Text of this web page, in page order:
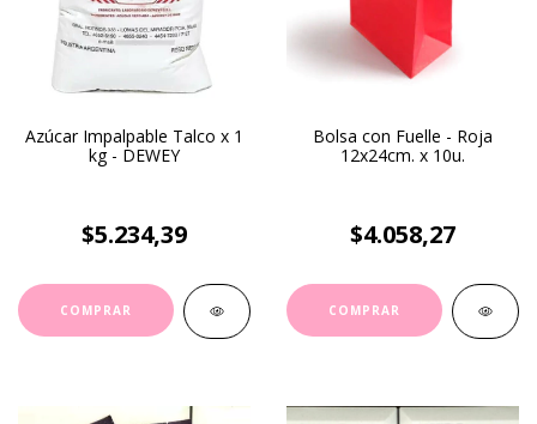
Azúcar Impalpable Talco x 1
kg - DEWEY
$5.234,39
Bolsa con Fuelle - Roja
12x24cm. x 10u.
$4.058,27